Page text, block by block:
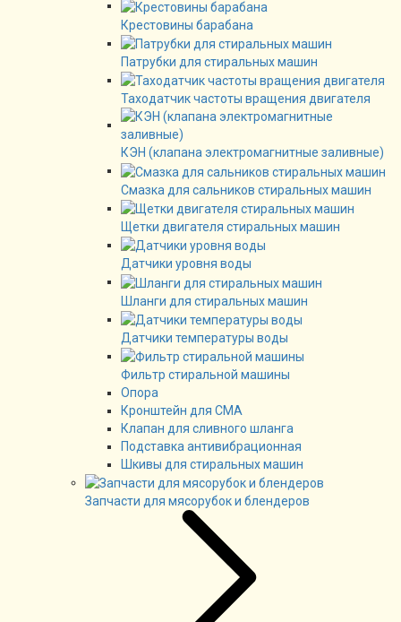
Крестовины барабана
Патрубки для стиральных машин
Таходатчик частоты вращения двигателя
КЭН (клапана электромагнитные заливные)
Смазка для сальников стиральных машин
Щетки двигателя стиральных машин
Датчики уровня воды
Шланги для стиральных машин
Датчики температуры воды
Фильтр стиральной машины
Опора
Кронштейн для СМА
Клапан для сливного шланга
Подставка антивибрационная
Шкивы для стиральных машин
Запчасти для мясорубок и блендеров